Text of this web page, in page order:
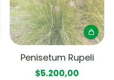
Penisetum Rupeli
$5.200,00